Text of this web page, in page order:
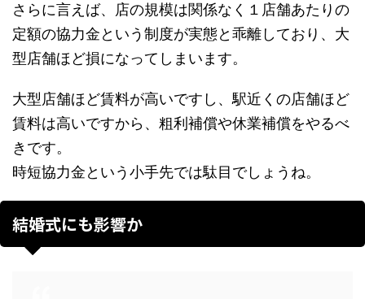
さらに言えば、店の規模は関係なく１店舗あたりの
定額の協力金という制度が実態と乖離しており、大
型店舗ほど損になってしまいます。
大型店舗ほど賃料が高いですし、駅近くの店舗ほど
賃料は高いですから、粗利補償や休業補償をやるべ
きです。
時短協力金という小手先では駄目でしょうね。
結婚式にも影響か